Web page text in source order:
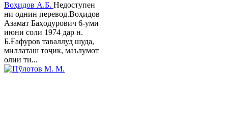
Воҳидов А.Б. Недоступен
ни однин перевод.Воҳидов
Азамат Баҳодурович 6-уми
июни соли 1974 дар н.
Б.Ғафуров таваллуд шуда,
миллаташ тоҷик, маълумот
олии ти...